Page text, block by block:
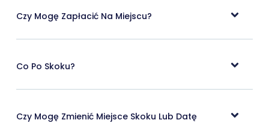
Czy Mogę Zapłacić Na Miejscu?
Co Po Skoku?
Czy Mogę Zmienić Miejsce Skoku Lub Datę